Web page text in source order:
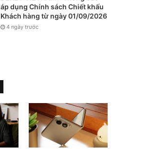
áp dụng Chính sách Chiết khấu
Khách hàng từ ngày 01/09/2026
4 ngày trước